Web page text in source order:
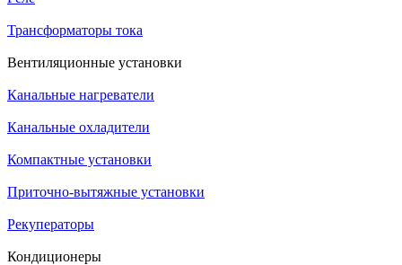
Трансформаторы тока
Вентиляционные установки
Канальные нагреватели
Канальные охладители
Компактные установки
Приточно-вытяжные установки
Рекуператоры
Кондиционеры